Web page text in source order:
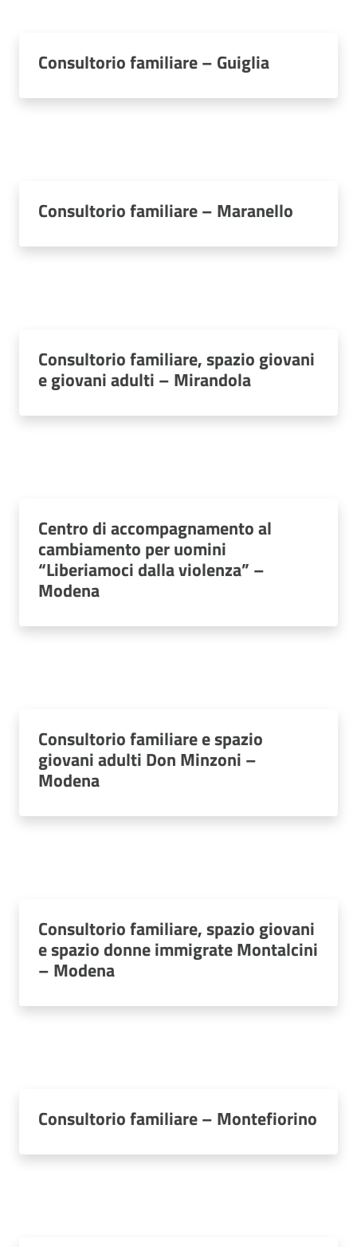
Consultorio familiare – Guiglia
Consultorio familiare – Maranello
Consultorio familiare, spazio giovani
e giovani adulti – Mirandola
Centro di accompagnamento al
cambiamento per uomini
“Liberiamoci dalla violenza” –
Modena
Consultorio familiare e spazio
giovani adulti Don Minzoni –
Modena
Consultorio familiare, spazio giovani
e spazio donne immigrate Montalcini
– Modena
Consultorio familiare – Montefiorino